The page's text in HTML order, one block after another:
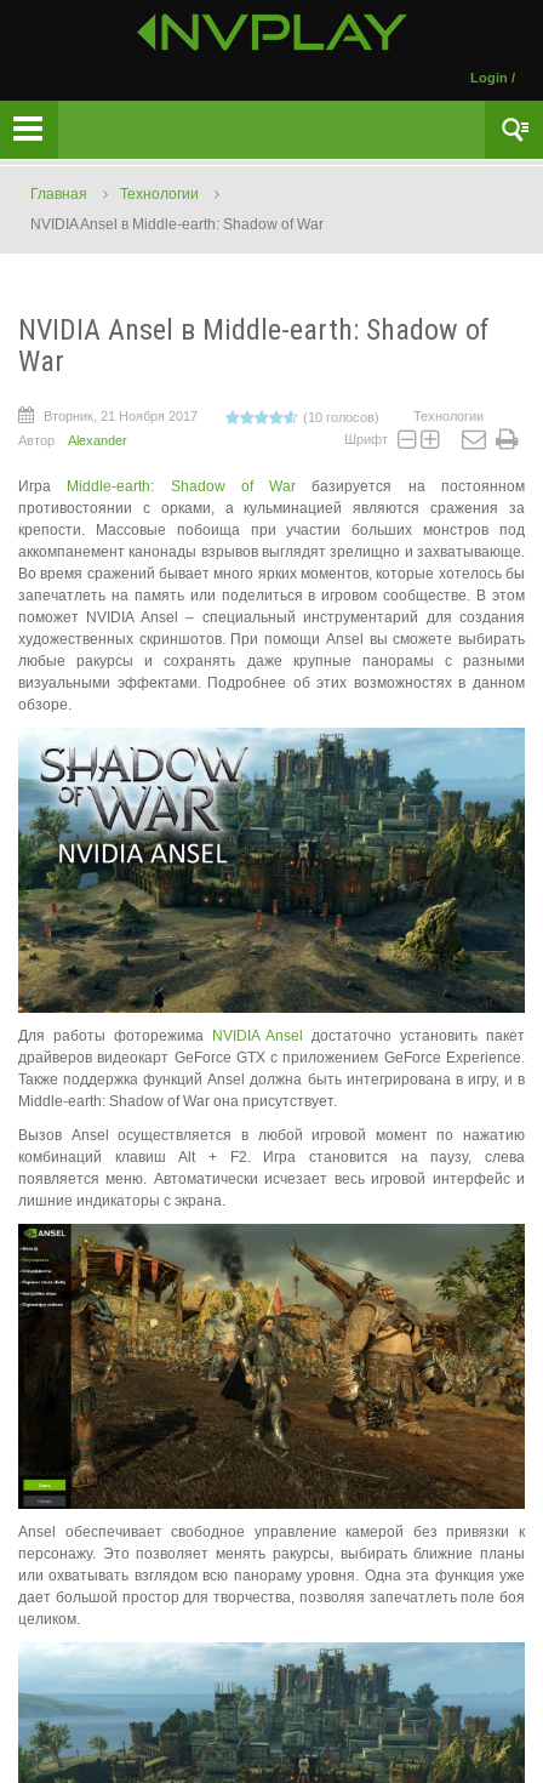
Login /
Главная
Технологии
NVIDIA Ansel в Middle-earth: Shadow of War
NVIDIA Ansel в Middle-earth: Shadow of
War
Вторник, 21 Ноября 2017 (10 голосов)
Технологии
Автор
Alexander Шрифт
Игра Middle-earth: Shadow of War базируется на постоянном
противостоянии с орками, а кульминацией являются сражения за
крепости. Массовые побоища при участии больших монстров под
аккомпанемент канонады взрывов выглядят зрелищно и захватывающе.
Во время сражений бывает много ярких моментов, которые хотелось бы
запечатлеть на память или поделиться в игровом сообществе. В этом
поможет NVIDIA Ansel – специальный инструментарий для создания
художественных скриншотов. При помощи Ansel вы сможете выбирать
любые ракурсы и сохранять даже крупные панорамы с разными
визуальными эффектами. Подробнее об этих возможностях в данном
обзоре.
Для работы фоторежима NVIDIA Ansel
достаточно установить пакет
драйверов видеокарт GeForce GTX с приложением GeForce Experience.
Также поддержка функций Ansel должна быть интегрирована в игру, и в
Middle-earth: Shadow of War она присутствует.
Вызов Ansel осуществляется в любой игровой момент по нажатию
комбинаций клавиш Alt + F2. Игра становится на паузу, слева
появляется меню. Автоматически исчезает весь игровой интерфейс и
лишние индикаторы с экрана.
Ansel обеспечивает свободное управление камерой без привязки к
персонажу. Это позволяет менять ракурсы, выбирать ближние планы
или охватывать взглядом всю панораму уровня. Одна эта функция уже
дает большой простор для творчества, позволяя запечатлеть поле боя
целиком.